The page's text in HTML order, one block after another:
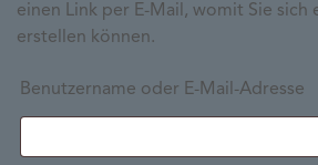
einen Link per E-Mail, womit Sie sich
erstellen können.
Benutzername oder E-Mail-Adresse